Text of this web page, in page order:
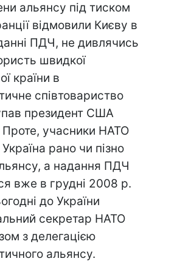
альянсу під тиском
відмовили Києву в
ПДЧ, не дивлячись
швидкої
країни в
співтовариство
президент США
учасники НАТО
рано чи пізно
а надання ПДЧ
вже в грудні 2008 р.
до України
секретар НАТО
з делегацією
альянсу.